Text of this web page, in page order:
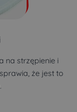
na strzępienie i
że jest to